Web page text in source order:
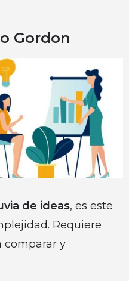
Gordon
de ideas, es este
Requiere
comparar y